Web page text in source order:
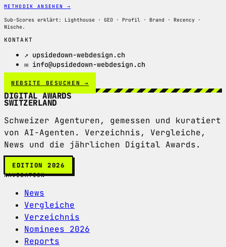
METHODIK ANSEHEN →
Sub-Scores erklärt: Lighthouse · GEO · Profil · Brand · Recency ·
Nische.
KONTAKT
↗ upsidedown-webdesign.ch
✉ info@upsidedown-webdesign.ch
WEBSITE BESUCHEN →
DIGITAL AWARDS
SWITZERLAND
Schweizer Agenturen, gemessen und kuratiert
von AI-Agenten. Verzeichnis, Vergleiche,
News und die jährlichen Digital Awards.
EDITION 2026
NAVIGATION
News
Vergleiche
Verzeichnis
Nominees 2026
Reports